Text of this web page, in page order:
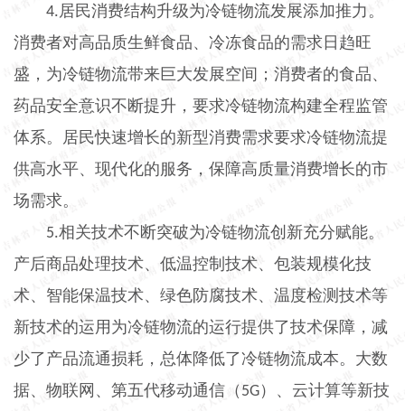
4. 居民消费结构升级为冷链物流发展添加推力。
消费者对高品质生鲜食品、冷冻食品的需求日趋旺
盛，为冷链物流带来巨大发展空间；消费者的食品、
药品安全意识不断提升，要求冷链物流构建全程监管
体系。居民快速增长的新型消费需求要求冷链物流提
供高水平、现代化的服务，保障高质量消费增长的市
场需求。
5.相关技术不断突破为冷链物流创新充分赋能。
产后商品处理技术、低温控制技术、包装规模化技
术、智能保温技术、绿色防腐技术、温度检测技术等
新技术的运用为冷链物流的运行提供了技术保障，减
少了产品流通损耗，总体降低了冷链物流成本。大数
据、物联网、第五代移动通信（ 5G）、云计算等新技